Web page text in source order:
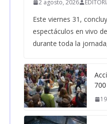
2 agosto, 2026
Este viernes 31,
espectáculos en vivo
durante toda la